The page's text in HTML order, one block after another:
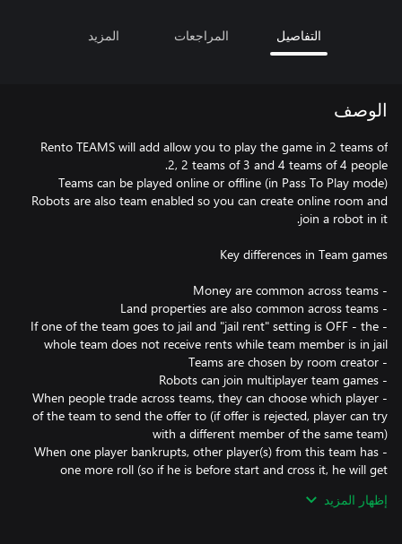
التفاصيل المراجعات المزيد
الوصف
Rento TEAMS will add allow you to play the game in 2 teams of
Robots are also team enabled so you can create online room and
- If one of the team goes to jail and "jail rent" setting is OFF - the
- When people trade across teams, they can choose which player
of the team to send the offer to (if offer is rejected, player can try
- When one player bankrupts, other player(s) from this team has
one more roll (so if he is before start and cross it, he will get
- Game ends when other team(s) bankrupt and all players from
إظهار المزيد